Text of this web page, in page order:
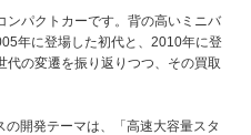
ンパクトカーです。背の高いミニバ
年に登場した初代と、2010年に登
の変遷を振り返りつつ、その買取
開発テーマは、「高速大容量スタ